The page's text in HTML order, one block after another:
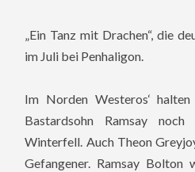
„Ein Tanz mit Drachen“, die
im Juli bei Penhaligon.
Im Norden Westeros‘
Bastardsohn Ramsay
Winterfell. Auch Theon
Gefangener. Ramsay Bolton